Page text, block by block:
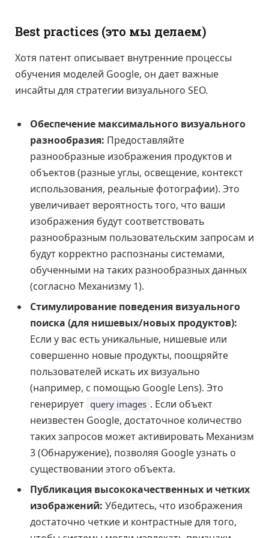
Best practices (это мы делаем)
Хотя патент описывает внутренние процессы
обучения моделей Google, он дает важные
инсайты для стратегии визуального SEO.
Обеспечение максимального визуального
разнообразия: Предоставляйте
разнообразные изображения продуктов и
объектов (разные углы, освещение, контекст
использования, реальные фотографии). Это
увеличивает вероятность того, что ваши
изображения будут соответствовать
разнообразным пользовательским запросам и
будут корректно распознаны системами,
обученными на таких разнообразных данных
(согласно Механизму 1).
Стимулирование поведения визуального
поиска (для нишевых/новых продуктов):
Если у вас есть уникальные, нишевые или
совершенно новые продукты, поощряйте
пользователей искать их визуально
(например, с помощью Google Lens). Это
генерирует query images . Если объект
неизвестен Google, достаточное количество
таких запросов может активировать Механизм
3 (Обнаружение), позволяя Google узнать о
существовании этого объекта.
Публикация высококачественных и четких
изображений: Убедитесь, что изображения
достаточно четкие и контрастные для того,